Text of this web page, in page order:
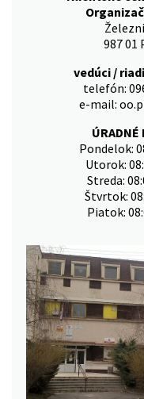
987 01
vedúci /
telefón:
e-mail:
ÚRADNÉ
Pondelok:
Utorok:
Streda:
Štvrtok:
Piatok: